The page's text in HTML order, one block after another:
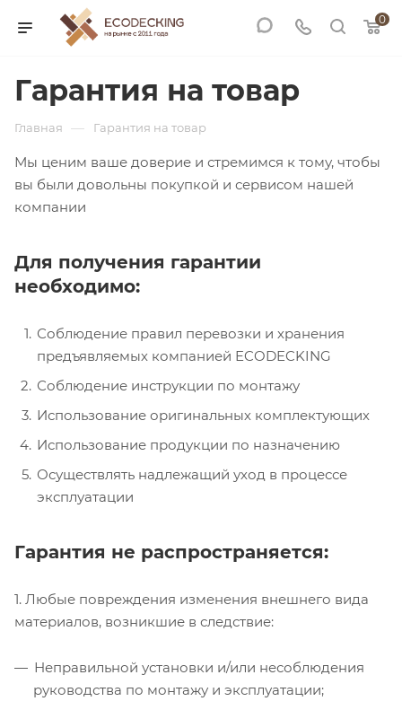
0
Гарантия на товар
Главная — Гарантия на товар
Мы ценим ваше доверие и стремимся к тому, чтобы
вы были довольны покупкой и сервисом нашей
компании
Для получения гарантии
необходимо:
Соблюдение правил перевозки и хранения
предъявляемых компанией ECODECKING
Соблюдение инструкции по монтажу
Использование оригинальных комплектующих
Использование продукции по назначению
Осуществлять надлежащий уход в процессе
эксплуатации
Гарантия не распространяется:
1. Любые повреждения изменения внешнего вида
материалов, возникшие в следствие:
Неправильной установки и/или несоблюдения
руководства по монтажу и эксплуатации;